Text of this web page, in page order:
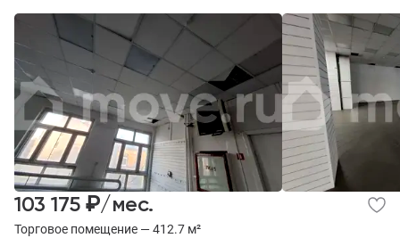
Торговое помещение — 412.7 м²
103 175 ₽/мес.